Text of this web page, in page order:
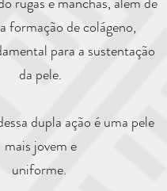
formação de colágeno,
para a sustentação
da pele.
dupla ação é uma pele
mais jovem e
uniforme.